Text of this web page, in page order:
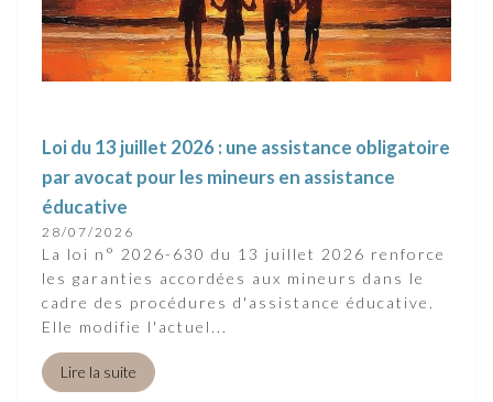
Loi du 13 juillet 2026 : une assistance obligatoire
par avocat pour les mineurs en assistance
éducative
28/07/2026
La loi n° 2026-630 du 13 juillet 2026 renforce
les garanties accordées aux mineurs dans le
cadre des procédures d'assistance éducative.
Elle modifie l'actuel...
Lire la suite